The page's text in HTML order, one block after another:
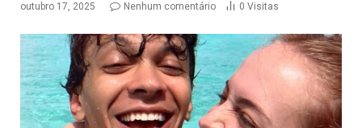
outubro 17, 2025 Nenhum comentário 0 Visitas